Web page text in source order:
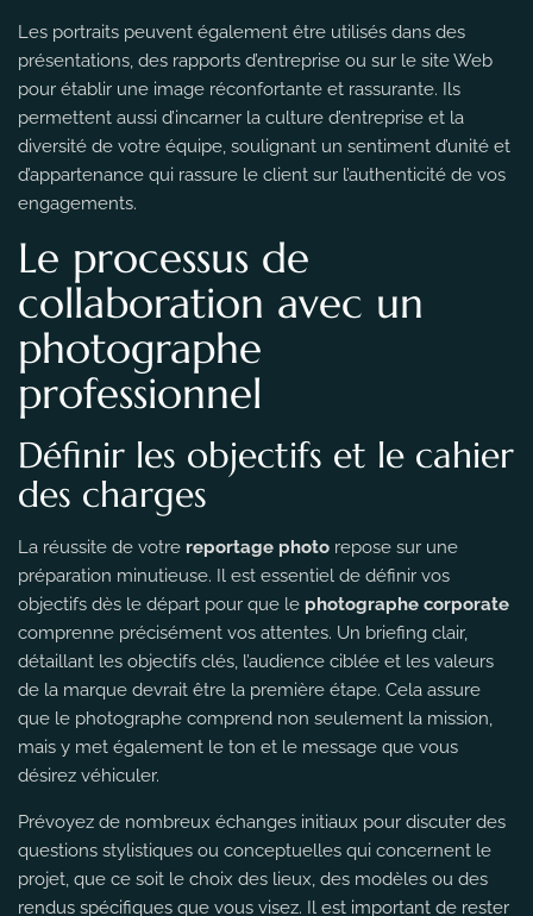
Les portraits peuvent également être utilisés dans des
présentations, des rapports d’entreprise ou sur le site Web
pour établir une image réconfortante et rassurante. Ils
permettent aussi d’incarner la culture d’entreprise et la
diversité de votre équipe, soulignant un sentiment d’unité et
d’appartenance qui rassure le client sur l’authenticité de vos
engagements.
Le processus de
collaboration avec un
photographe
professionnel
Définir les objectifs et le cahier
des charges
La réussite de votre reportage photo repose sur une
préparation minutieuse. Il est essentiel de définir vos
objectifs dès le départ pour que le photographe corporate
comprenne précisément vos attentes. Un briefing clair,
détaillant les objectifs clés, l’audience ciblée et les valeurs
de la marque devrait être la première étape. Cela assure
que le photographe comprend non seulement la mission,
mais y met également le ton et le message que vous
désirez véhiculer.
Prévoyez de nombreux échanges initiaux pour discuter des
questions stylistiques ou conceptuelles qui concernent le
projet, que ce soit le choix des lieux, des modèles ou des
rendus spécifiques que vous visez. Il est important de rester